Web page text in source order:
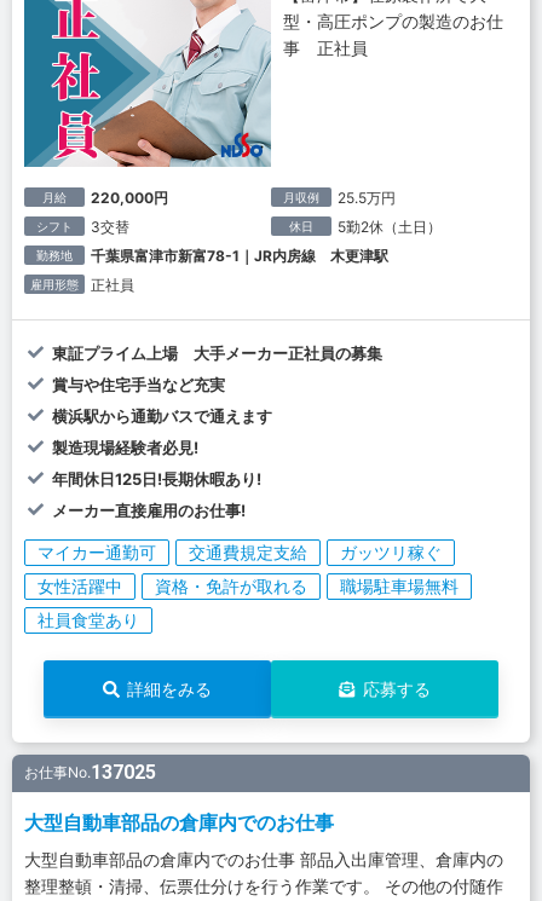
型・高圧ポンプの製造のお仕
事 正社員
月給 220,000円 月収例 25.5万円
シフト 3交替 休日 5勤2休（土日）
勤務地 千葉県富津市新富78-1｜JR内房線 木更津駅
雇用形態 正社員
東証プライム上場 大手メーカー正社員の募集
賞与や住宅手当など充実
横浜駅から通勤バスで通えます
製造現場経験者必見!
年間休日125日!長期休暇あり!
メーカー直接雇用のお仕事!
マイカー通勤可 交通費規定支給
ガッツリ稼ぐ
女性活躍中
資格・免許が取れる
職場駐車場無料
社員食堂あり
詳細をみる 応募する
お仕事No.137025
大型自動車部品の倉庫内でのお仕事
大型自動車部品の倉庫内でのお仕事 部品入出庫管理、倉庫内の
整理整頓・清掃、伝票仕分けを行う作業です。 その他の付随作